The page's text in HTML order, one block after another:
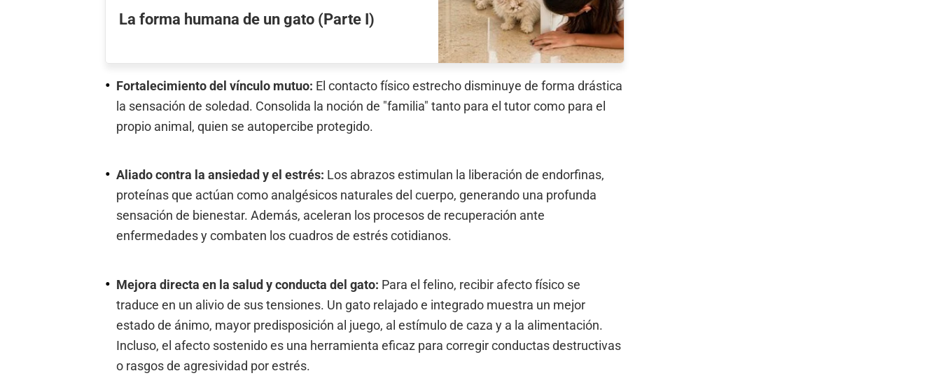
La forma humana de un gato (Parte I)
Fortalecimiento del vínculo mutuo: El contacto físico estrecho disminuye de forma drástica
la sensación de soledad. Consolida la noción de "familia" tanto para el tutor como para el
propio animal, quien se autopercibe protegido.
Aliado contra la ansiedad y el estrés: Los abrazos estimulan la liberación de endorfinas,
proteínas que actúan como analgésicos naturales del cuerpo, generando una profunda
sensación de bienestar. Además, aceleran los procesos de recuperación ante
enfermedades y combaten los cuadros de estrés cotidianos.
Mejora directa en la salud y conducta del gato: Para el felino, recibir afecto físico se
traduce en un alivio de sus tensiones. Un gato relajado e integrado muestra un mejor
estado de ánimo, mayor predisposición al juego, al estímulo de caza y a la alimentación.
Incluso, el afecto sostenido es una herramienta eficaz para corregir conductas destructivas
o rasgos de agresividad por estrés.